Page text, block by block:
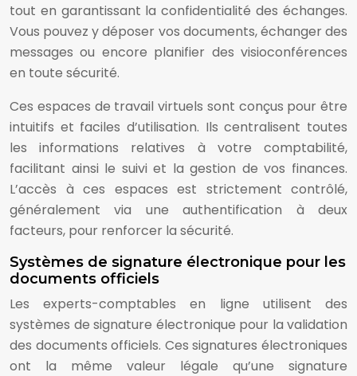
tout en garantissant la confidentialité des échanges.
Vous pouvez y déposer vos documents, échanger des
messages ou encore planifier des visioconférences
en toute sécurité.
Ces espaces de travail virtuels sont conçus pour être
intuitifs et faciles d’utilisation. Ils centralisent toutes
les informations relatives à votre comptabilité,
facilitant ainsi le suivi et la gestion de vos finances.
L’accès à ces espaces est strictement contrôlé,
généralement via une authentification à deux
facteurs, pour renforcer la sécurité.
Systèmes de signature électronique pour les
documents officiels
Les experts-comptables en ligne utilisent des
systèmes de signature électronique pour la validation
des documents officiels. Ces signatures électroniques
ont la même valeur légale qu’une signature